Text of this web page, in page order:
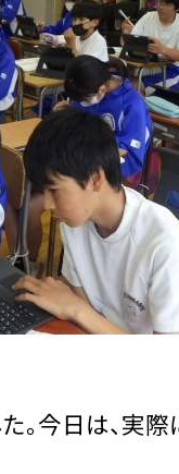
。今日は、実